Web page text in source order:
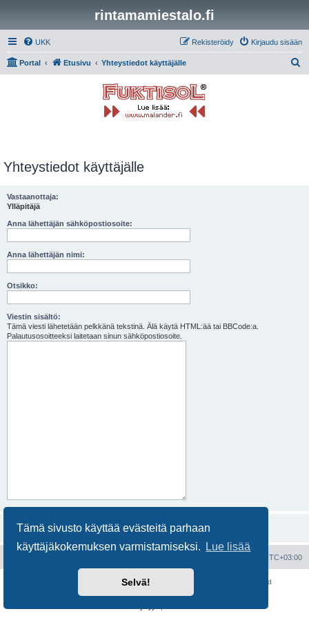
Tämä sivusto käyttää evästeitä parhaan
käyttäjäkokemuksen varmistamiseksi.
Lue lisää
Selvä!
rintamamiestalo.fi
UKK Kirjaudu sisään
Rekisteröidy
Portal Etusivu Yhteystiedot käyttäjälle
Yhteystiedot käyttäjälle
Vastaanottaja:
Ylläpitäjä
Anna lähettäjän sähköpostiosoite:
Anna lähettäjän nimi:
Otsikko:
Viestin sisältö:
Tämä viesti lähetetään pelkkänä tekstinä. Älä käytä HTML:ää tai BBCode:a.
Palautusosoitteeksi laitetaan sinun sähköpostiosoite.
UTC+03:00
Keskustelufoorumin ohjelmistophpBB
® Forum Software © phpBB Limited
Käännös: phpBB Suomi (lurttinen, harritapio, Pettis)